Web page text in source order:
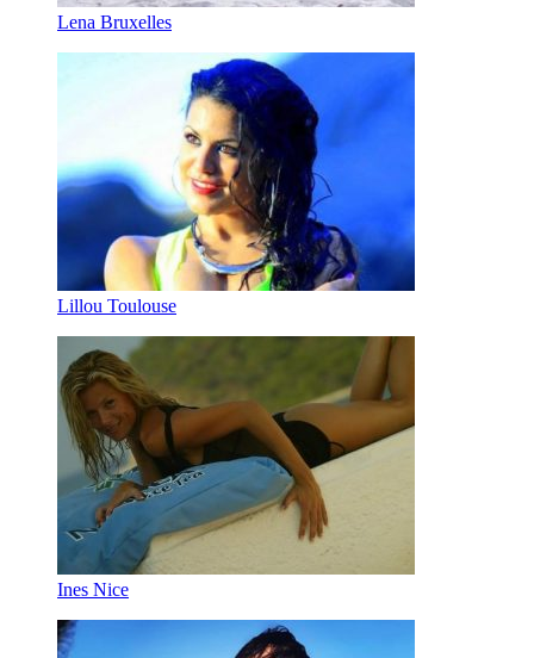
Lena Bruxelles
Lillou Toulouse
Ines Nice